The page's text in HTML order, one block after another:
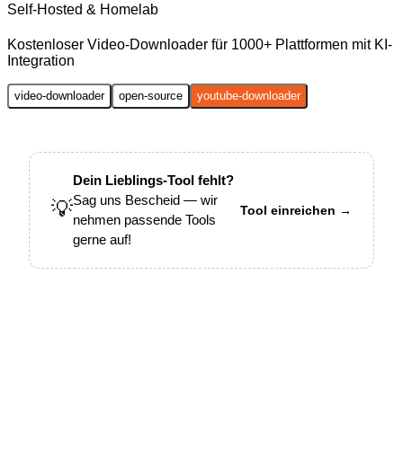
Self-Hosted & Homelab
Kostenloser Video-Downloader für 1000+ Plattformen mit KI-
Integration
video-downloader open-source youtube-downloader
💡
Dein Lieblings-Tool fehlt?
Sag uns Bescheid — wir
nehmen passende Tools
gerne auf!
Tool einreichen →